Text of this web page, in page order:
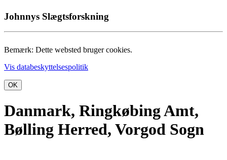
Johnnys Slægtsforskning
Bemærk: Dette websted bruger cookies.
Vis databeskyttelsespolitik
OK
Danmark, Ringkøbing Amt,
Bølling Herred, Vorgod Sogn